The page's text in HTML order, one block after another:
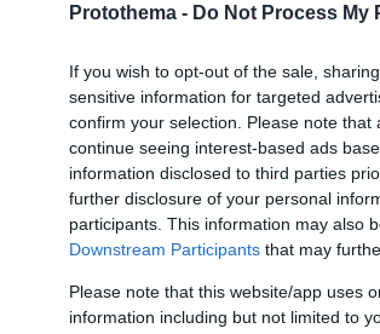
Protothema - Do Not Process My
If you wish to opt-out of the sale,
sensitive information for targeted
confirm your selection. Please note
continue seeing interest-based ads
information disclosed to third parties
further disclosure of your personal
participants. This information may also
Downstream Participants that may
Please note that this website/app uses
information including but not limited to
Στις βολές συμμετείχαν
(ΔΦΓ) και Ταχέων Σκαφών
Πολεμικής Αεροπορίας.